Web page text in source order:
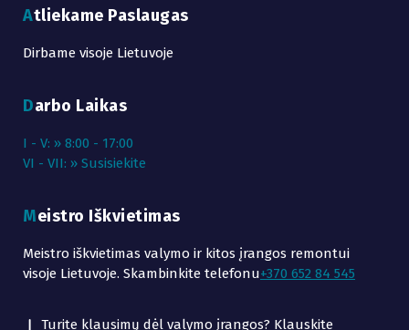
Atliekame Paslaugas
Dirbame visoje Lietuvoje
Darbo Laikas
I - V: » 8:00 - 17:00
VI - VII: » Susisiekite
Meistro Iškvietimas
Meistro iškvietimas valymo ir kitos įrangos remontui
visoje Lietuvoje. Skambinkite telefonu+370 652 84 545
Turite klausimų dėl valymo įrangos? Klauskite